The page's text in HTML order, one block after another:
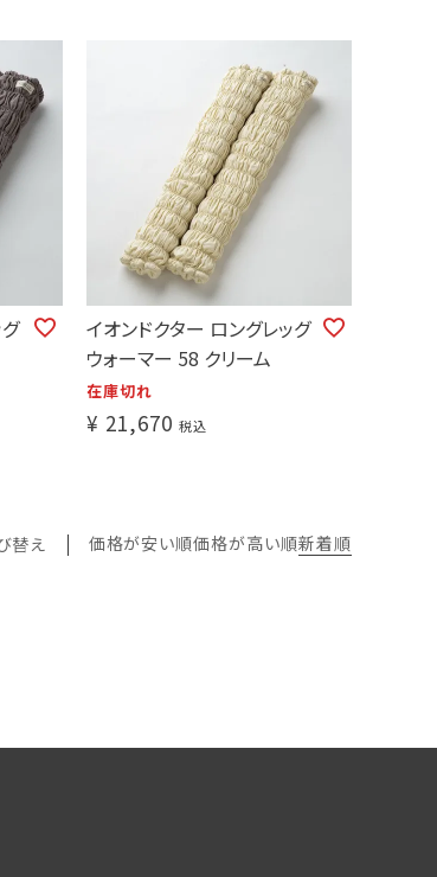
イオンドクター ロングレッグ
ウォーマー 58 クリーム
在庫切れ
¥ 21,670 税込
替え 価格が安い順価格が高い順新着順